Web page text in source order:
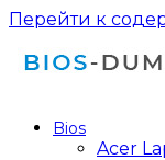
Перейти к
Bios
Acer